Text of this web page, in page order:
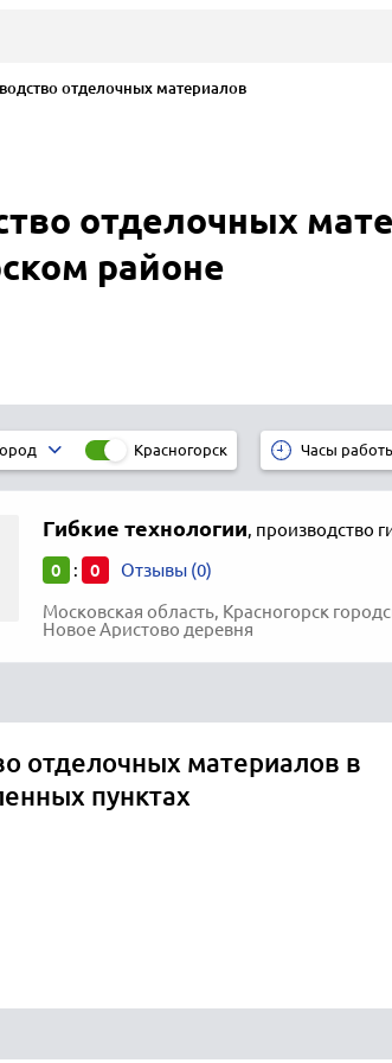
отделочных материалов
отделочных
районе
Красногорск Часы
Гибкие технологии, производство
0 : 0 Отзывы (0)
Московская область, Красногорск
Новое Аристово деревня
отделочных материалов в
пунктах